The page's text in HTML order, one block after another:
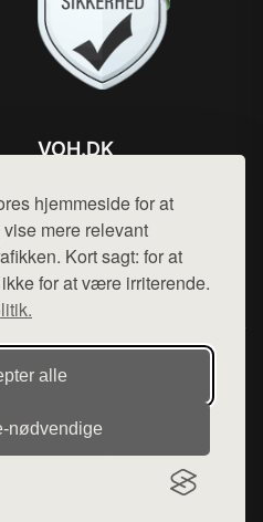
hjemmeside for at
mere relevant
Kort sagt: for at
for at være irriterende.
alle
VOH.DK
Mail: hej@want.dk
Cookie- og privatlivspolitik
der udgiver en række
af forskellige produkter fra
ikke varer fra denne side - vi
varen. Vi har heller ikke